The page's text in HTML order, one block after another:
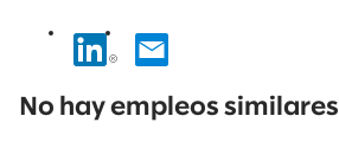
results
No hay empleos similares